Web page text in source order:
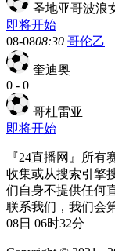
圣地亚哥波浪
即将开始
08-0808:30 哥伦乙
奎迪奥
0 - 0
哥杜雷亚
即将开始
『24直播网』所
收集或从搜索引擎
们自身不提供任何
联系我们，我们会
08日 06时32分